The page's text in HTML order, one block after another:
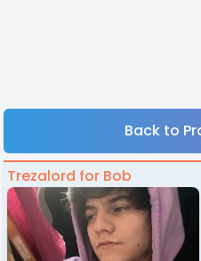
Back to
Trezalord for Bob